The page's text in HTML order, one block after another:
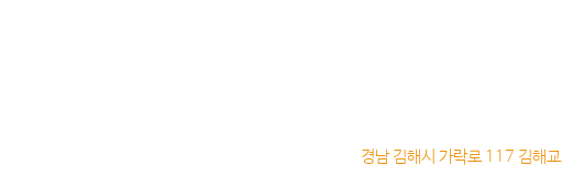
경남 김해시 가락로 117 김해